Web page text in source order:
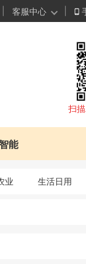
客服中心
扫
能
业 生活日用